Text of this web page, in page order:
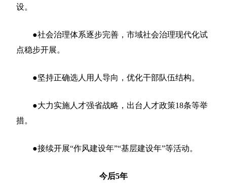
设。
●社会治理体系逐步完善，市域社会治理现代化试
点稳步开展。
●坚持正确选人用人导向，优化干部队伍结构。
●大力实施人才强省战略，出台人才政策18条等举
措。
●接续开展“作风建设年”“基层建设年”等活动。
今后5年